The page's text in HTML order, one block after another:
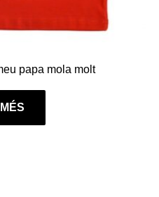
papa mola molt